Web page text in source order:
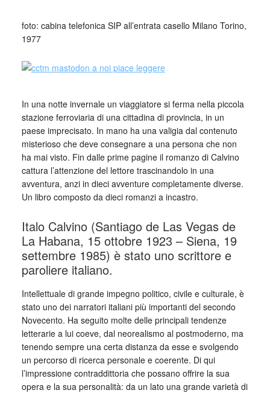
foto: cabina telefonica SIP all’entrata casello Milano Torino,
1977
In una notte invernale un viaggiatore si ferma nella piccola
stazione ferroviaria di una cittadina di provincia, in un
paese imprecisato. In mano ha una valigia dal contenuto
misterioso che deve consegnare a una persona che non
ha mai visto. Fin dalle prime pagine il romanzo di Calvino
cattura l’attenzione del lettore trascinandolo in una
avventura, anzi in dieci avventure completamente diverse.
Un libro composto da dieci romanzi a incastro.
Italo Calvino (Santiago de Las Vegas de
La Habana, 15 ottobre 1923 – Siena, 19
settembre 1985) è stato uno scrittore e
paroliere italiano.
Intellettuale di grande impegno politico, civile e culturale, è
stato uno dei narratori italiani più importanti del secondo
Novecento. Ha seguito molte delle principali tendenze
letterarie a lui coeve, dal neorealismo al postmoderno, ma
tenendo sempre una certa distanza da esse e svolgendo
un percorso di ricerca personale e coerente. Di qui
l’impressione contraddittoria che possano offrire la sua
opera e la sua personalità: da un lato una grande varietà di